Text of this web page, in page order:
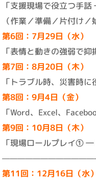
「支援現場で役立つ手
（作業／準備／片付け
第6回：7月29日（水）
「表情と動きの強弱で
第7回：8月20日（木）
「トラブル時、災害時
第8回：9月4日（金）
「Word、Excel、
第9回：10月8日（木）
「現場ロールプレイ① ―
第11回：12月16日（水）